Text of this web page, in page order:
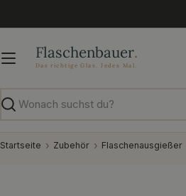
Inhalt
Suchen
Startseite Zubehör Flaschenausgießer